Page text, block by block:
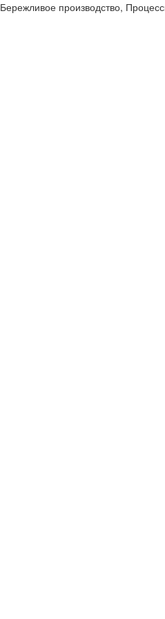
Бережливое производство,